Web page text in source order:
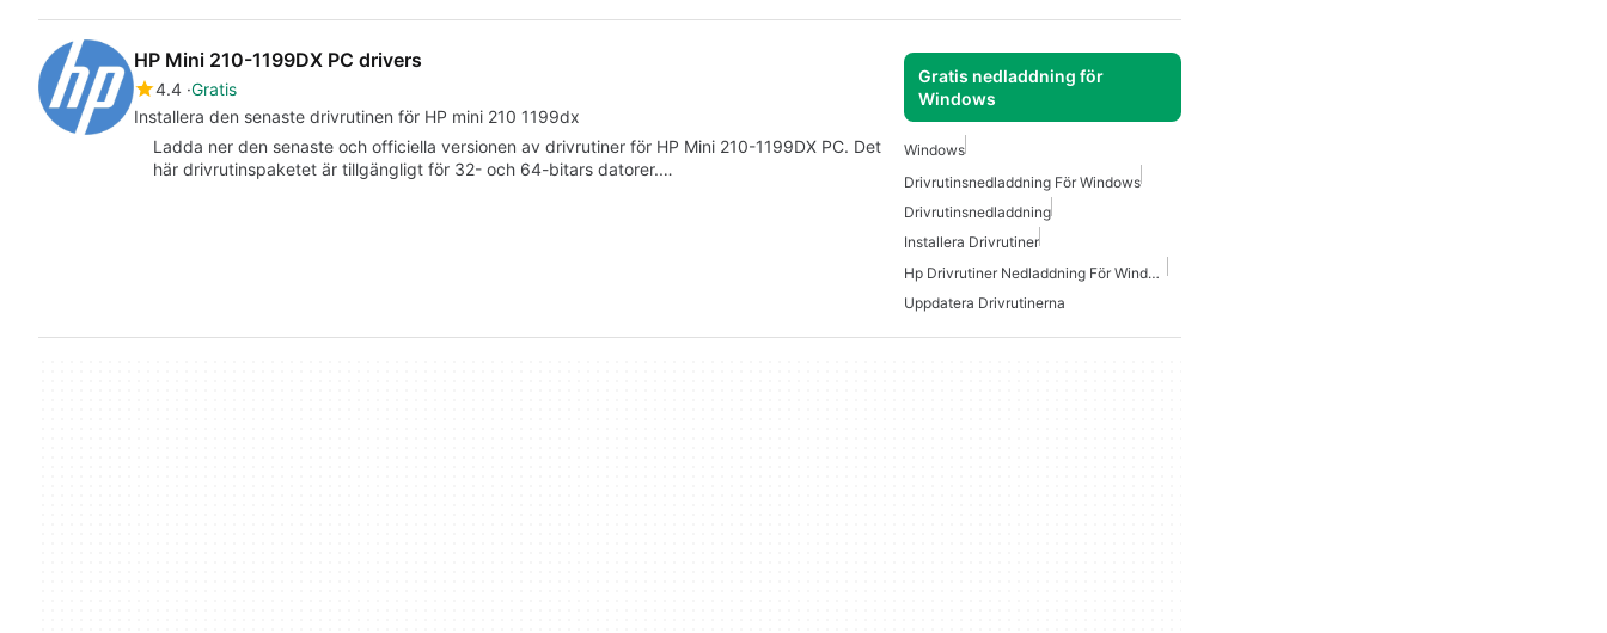
HP Mini 210-1199DX PC drivers
4.4 Gratis
Installera den senaste drivrutinen för HP mini 210 1199dx
Gratis nedladdning för
Windows
Ladda ner den senaste och officiella versionen av drivrutiner för HP Mini 210-1199DX PC. Det
här drivrutinspaketet är tillgängligt för 32- och 64-bitars datorer.…
Windows
Drivrutinsnedladdning För Windows
Drivrutinsnedladdning
Installera Drivrutiner
Hp Drivrutiner Nedladdning För Windows
Uppdatera Drivrutinerna